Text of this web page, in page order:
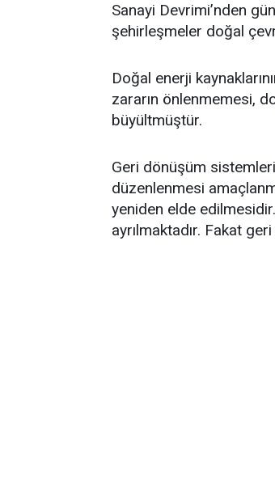
Sanayi Devrimi’nden
şehirleşmeler doğal
Doğal enerji
zararın önlenmemesi,
büyültmüştür.
Geri dönüşüm sistemleri
düzenlenmesi
yeniden elde
ayrılmaktadır. Fakat